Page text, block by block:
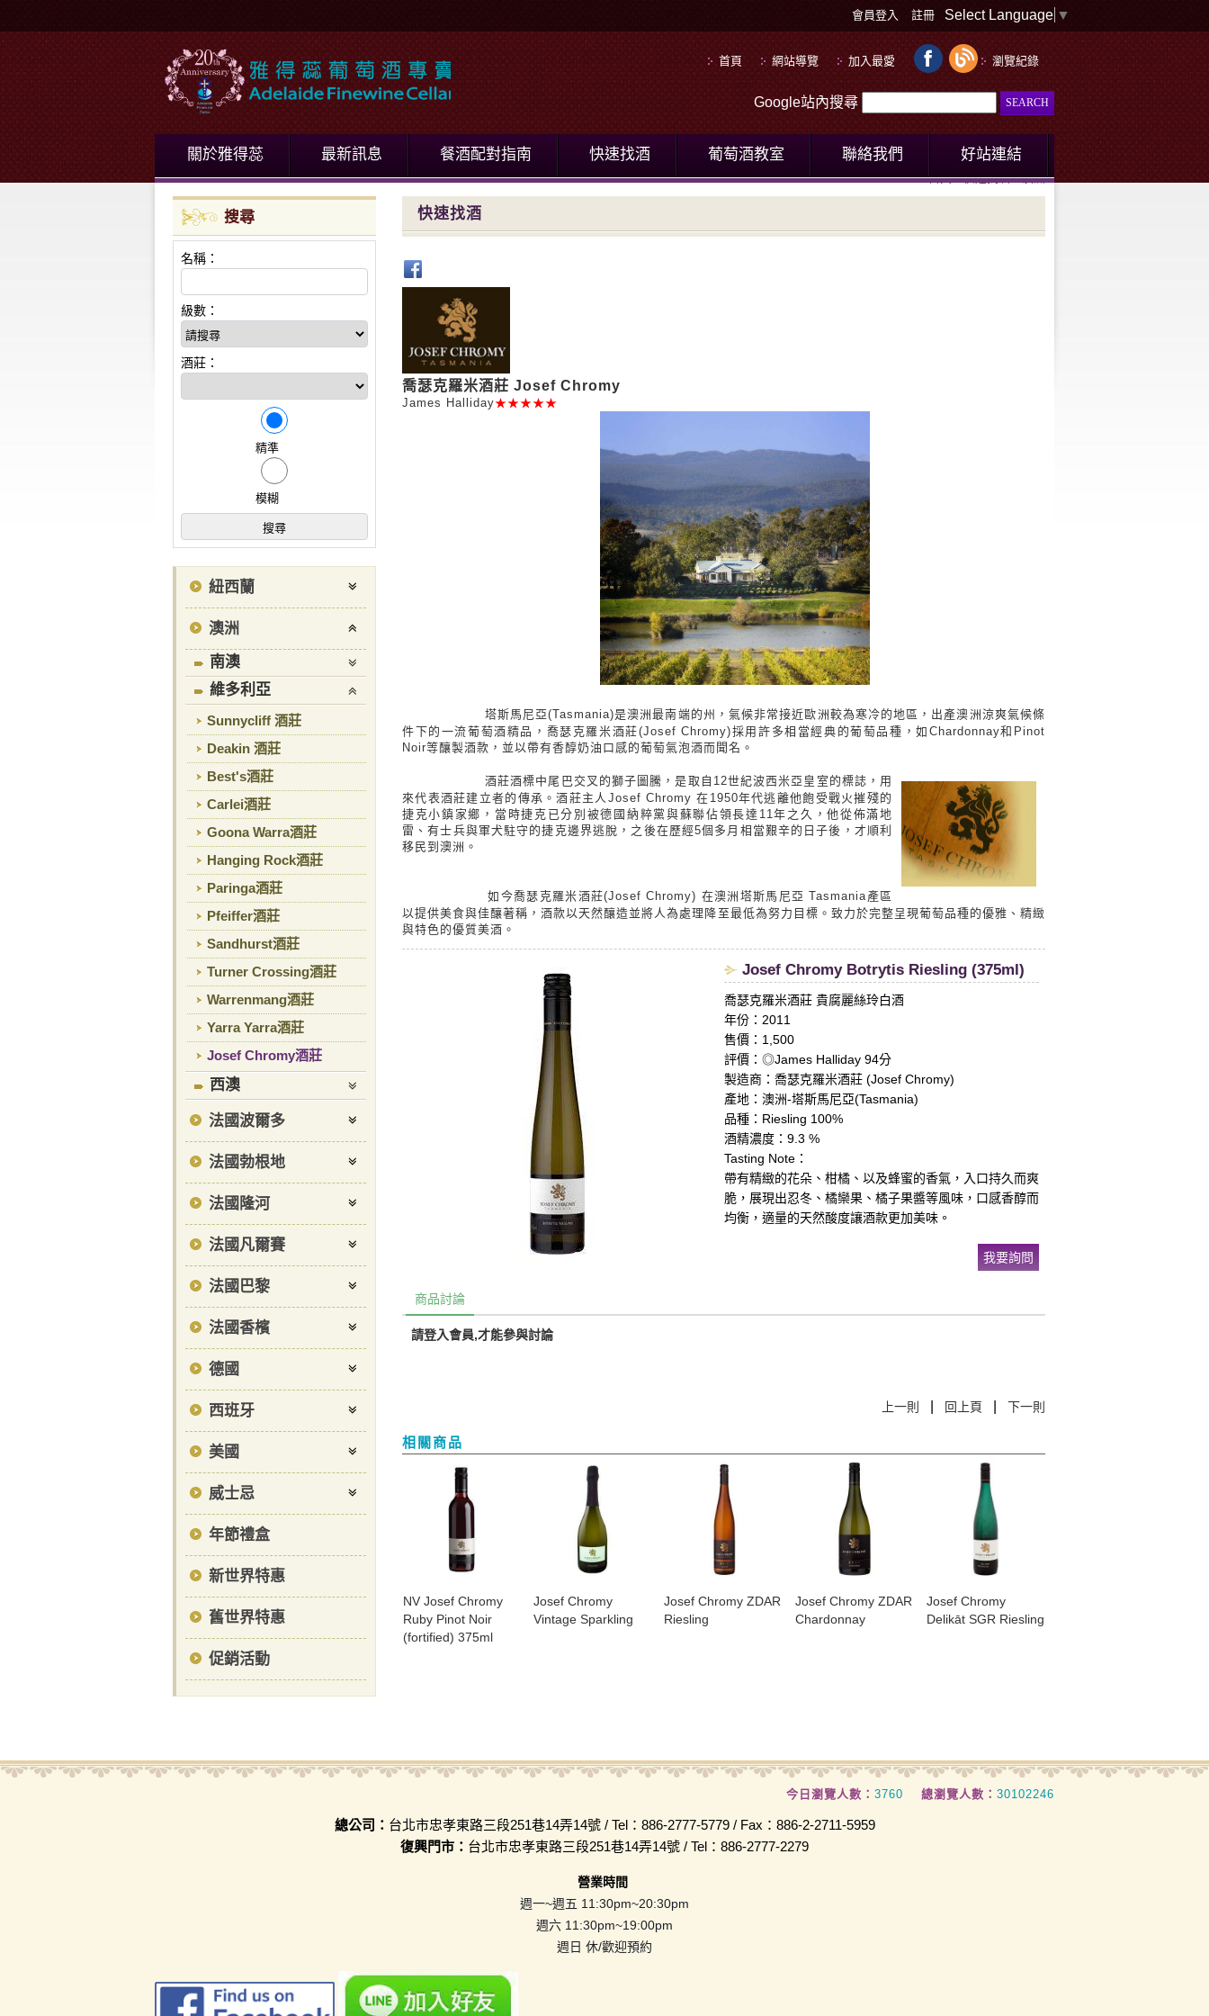
Select Language ▼
會員登入 註冊
首頁 網站導覽 加入最愛 瀏覽紀錄
Google站內搜尋
關於雅得蕊 最新訊息 餐酒配對指南 快速找酒 葡萄酒教室 聯絡我們 好站連結
首頁 快速找酒 澳洲
搜尋
名稱：
級數：
酒莊：
精準
模糊
紐西蘭
澳洲
南澳
維多利亞
Sunnycliff 酒莊
Deakin 酒莊
Best's酒莊
Carlei酒莊
Goona Warra酒莊
Hanging Rock酒莊
Paringa酒莊
Pfeiffer酒莊
Sandhurst酒莊
Turner Crossing酒莊
Warrenmang酒莊
Yarra Yarra酒莊
Josef Chromy酒莊
西澳
法國波爾多
法國勃根地
法國隆河
法國凡爾賽
法國巴黎
法國香檳
德國
西班牙
美國
威士忌
年節禮盒
新世界特惠
舊世界特惠
促銷活動
快速找酒
喬瑟克羅米酒莊 Josef Chromy
James Halliday★★★★★
塔斯馬尼亞(Tasmania)是澳洲最南端的州，氣候非常接近歐洲較為寒冷的地區，出產澳洲涼爽氣候條
件下的一流葡萄酒精品，喬瑟克羅米酒莊(Josef Chromy)採用許多相當經典的葡萄品種，如Chardonnay和Pinot
Noir等釀製酒款，並以帶有香醇奶油口感的葡萄氣泡酒而聞名。
酒莊酒標中尾巴交叉的獅子圖騰，是取自12世紀波西米亞皇室的標誌，用
來代表酒莊建立者的傳承。酒莊主人Josef Chromy 在1950年代逃離他飽受戰火摧殘的
捷克小鎮家鄉，當時捷克已分別被德國納粹黨與蘇聯佔領長達11年之久，他從佈滿地
雷、有士兵與軍犬駐守的捷克邊界逃脫，之後在歷經5個多月相當艱辛的日子後，才順利
移民到澳洲。
如今喬瑟克羅米酒莊(Josef Chromy) 在澳洲塔斯馬尼亞 Tasmania產區
以提供美食與佳釀著稱，酒款以天然釀造並將人為處理降至最低為努力目標。致力於完整呈現葡萄品種的優雅、精緻
與特色的優質美酒。
Josef Chromy Botrytis Riesling (375ml)
喬瑟克羅米酒莊 貴腐麗絲玲白酒
年份：2011
售價：1,500
評價：◎James Halliday 94分
製造商：喬瑟克羅米酒莊 (Josef Chromy)
產地：澳洲-塔斯馬尼亞(Tasmania)
品種：Riesling 100%
酒精濃度：9.3 %
Tasting Note：
帶有精緻的花朵、柑橘、以及蜂蜜的香氣，入口持久而爽
脆，展現出忍冬、橘欒果、橘子果醬等風味，口感香醇而
均衡，適量的天然酸度讓酒款更加美味。
我要詢問
商品討論
請登入會員,才能參與討論
上一則 回上頁 下一則
相關商品
NV Josef Chromy
Ruby Pinot Noir
(fortified) 375ml
​Josef Chromy
Vintage Sparkling
Josef Chromy ZDAR
Riesling
Josef Chromy ZDAR
Chardonnay
​Josef Chromy
Delikāt SGR Riesling
今日瀏覽人數： 3760 總瀏覽人數： 30102246
總公司： 台北市忠孝東路三段251巷14弄14號 / Tel：886-2777-5779 / Fax：886-2-2711-5959
復興門市： 台北市忠孝東路三段251巷14弄14號 / Tel：886-2777-2279
營業時間
週一~週五 11:30pm~20:30pm
週六 11:30pm~19:00pm
週日 休/歡迎預約